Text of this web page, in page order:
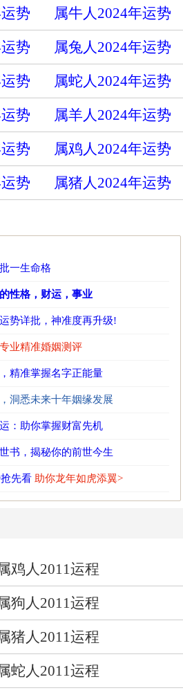
势 属牛人2024年运势
势 属兔人2024年运势
势 属蛇人2024年运势
势 属羊人2024年运势
势 属鸡人2024年运势
势 属猪人2024年运势
一生命格
性格，财运，事业
势详批，神准度再升级!
业精准婚姻测评
精准掌握名字正能量
洞悉未来十年姻缘发展
：助你掌握财富先机
书，揭秘你的前世今生
抢先看 助你龙年如虎添翼>
鸡人2011运程
狗人2011运程
猪人2011运程
蛇人2011运程